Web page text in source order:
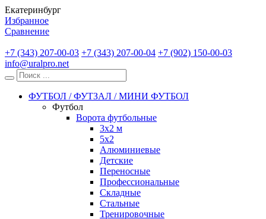
Екатеринбург
Избранное
Сравнение
+7 (343) 207-00-03 +7 (343) 207-00-04 +7 (902) 150-00-03
info@uralpro.net
ФУТБОЛ / ФУТЗАЛ / МИНИ ФУТБОЛ
Футбол
Ворота футбольные
3х2 м
5х2
Алюминиевые
Детские
Переносные
Профессиональные
Складные
Стальные
Тренировочные